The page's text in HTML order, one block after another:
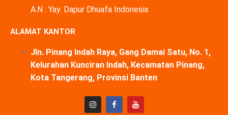
A.N : Yay. Dapur Dhuafa Indonesia
ALAMAT KANTOR
Jln. Pinang Indah Raya, Gang Damai Satu, No. 1,
Kelurahan Kunciran Indah, Kecamatan Pinang,
Kota Tangerang, Provinsi Banten